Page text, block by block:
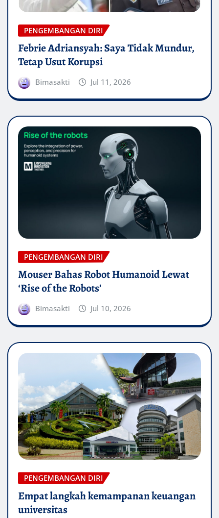
PENGEMBANGAN DIRI
Febrie Adriansyah: Saya Tidak Mundur,
Tetap Usut Korupsi
Bimasakti Jul 11, 2026
PENGEMBANGAN DIRI
Mouser Bahas Robot Humanoid Lewat
‘Rise of the Robots’
Bimasakti Jul 10, 2026
PENGEMBANGAN DIRI
Empat langkah kemampanan keuangan
universitas